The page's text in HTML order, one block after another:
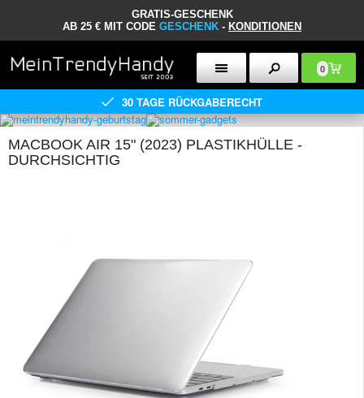
GRATIS-GESCHENK
AB 25 € MIT CODE GESCHENK - KONDITIONEN
0
30 TAGE RÜCKGABERECHT
MACBOOK AIR 15" (2023) PLASTIKHÜLLE -
DURCHSICHTIG